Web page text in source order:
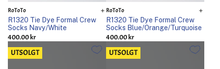
RoToTo
R1320 Tie Dye Formal Crew
Socks Navy/White
400.00 kr
RoToTo
R1320 Tie Dye Formal Crew
Socks Blue/Orange/Turquoise
400.00 kr
UTSOLGT UTSOLGT